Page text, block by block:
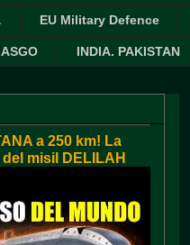
EU Military Defence
INDIA. PAKISTAN
a 250 km! La
misil DELILAH